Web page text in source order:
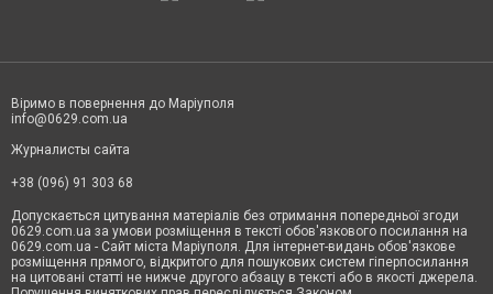
Віримо в повернення до Маріуполя
info@0629.com.ua
Журналисты сайта
+38 (096) 91 303 68
Допускається цитування матеріалів без отримання попередньої згоди
0629.com.ua за умови розміщення в тексті обов'язкового посилання на
0629.com.ua - Сайт міста Маріуполя. Для інтернет-видань обов'язкове
розміщення прямого, відкритого для пошукових систем гіперпосилання
на цитовані статті не нижче другого абзацу в тексті або в якості джерела.